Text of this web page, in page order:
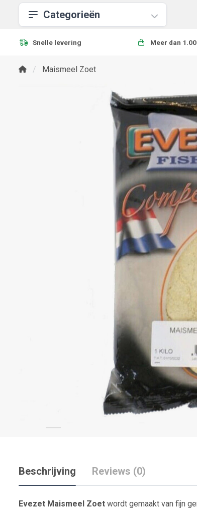
Categorieën
Snelle levering Meer dan
Maismeel Zoet
Beschrijving Reviews (0)
Evezet Maismeel Zoet wordt gemaakt van fijn